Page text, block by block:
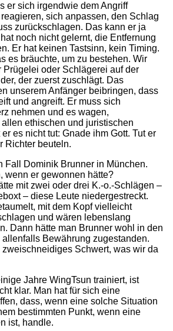
er sich irgendwie dem Angriff
sich anpassen, den Schlag
zurückschlagen. Das kann er ja
noch nicht gelernt, die Entfernung
Er hat keinen Tastsinn, kein Timing.
es bräuchte, um zu bestehen. Wir
Prügelei oder Schlägerei auf der
der zuerst zuschlägt. Das
unserem Anfänger beibringen, dass
und angreift. Er muss sich
nehmen und es wagen,
ethischen und juristischen
es nicht tut: Gnade ihm Gott. Tut er
Richter beuteln.
Fall Dominik Brunner in München.
wenn er gewonnen hätte?
mit zwei oder drei K.-o.-Schlägen –
– diese Leute niedergestreckt.
mit dem Kopf vielleicht
und wären lebenslang
Dann hätte man Brunner wohl in den
allenfalls Bewährung zugestanden.
zweischneidiges Schwert, was wir da
Jahre WingTsun trainiert, ist
klar. Man hat für sich eine
dass, wenn eine solche Situation
bestimmten Punkt, wenn eine
ist, handle.